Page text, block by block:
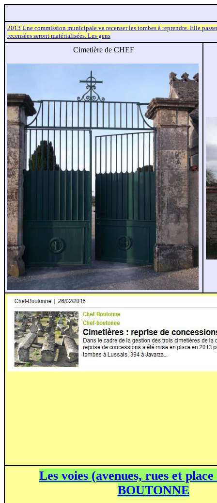
2013 Une commission municipale va recenser les tombes à reprendre. Elle
recensées seront matérialisées. Les gens
Cimetière de CHEF
Les voies (avenues, rues et
BOUTONNE